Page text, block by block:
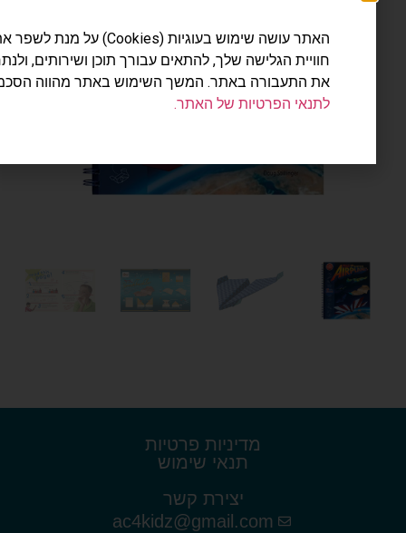
מדיניות פרטיות
תנאי שימוש
יצירת קשר
ac4kidz@gmail.com
האתר עושה שימוש בעוגיות (Cookies) על מנת לשפר את
חוויית הגלישה שלך, להתאים עבורך תוכן ושירותים, ולנתח
את התעבורה באתר. המשך השימוש באתר מהווה הסכמה
לתנאי הפרטיות של האתר.